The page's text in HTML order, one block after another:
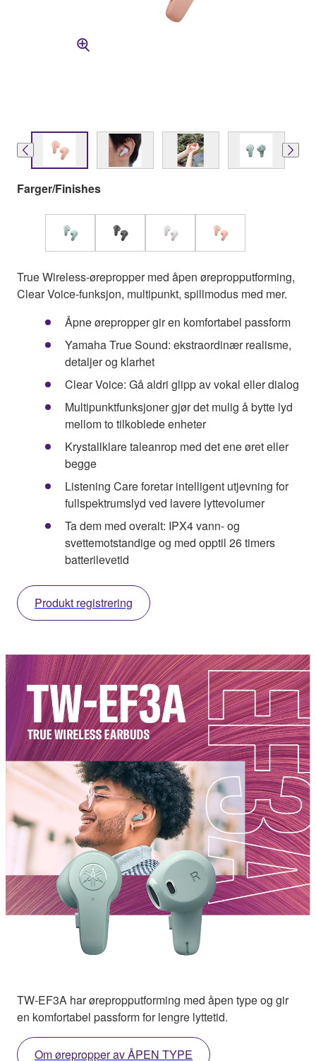
Farger/Finishes
True Wireless-ørepropper med åpen ørepropputforming,
Clear Voice-funksjon, multipunkt, spillmodus med mer.
Åpne ørepropper gir en komfortabel passform
Yamaha True Sound: ekstraordinær realisme,
detaljer og klarhet
Clear Voice: Gå aldri glipp av vokal eller dialog
Multipunktfunksjoner gjør det mulig å bytte lyd
mellom to tilkoblede enheter
Krystallklare taleanrop med det ene øret eller
begge
Listening Care foretar intelligent utjevning for
fullspektrumslyd ved lavere lyttevolumer
Ta dem med overalt: IPX4 vann- og
svettemotstandige og med opptil 26 timers
batterilevetid
Produkt registrering
TW-EF3A har ørepropputforming med åpen type og gir
en komfortabel passform for lengre lyttetid.
Om ørepropper av ÅPEN TYPE